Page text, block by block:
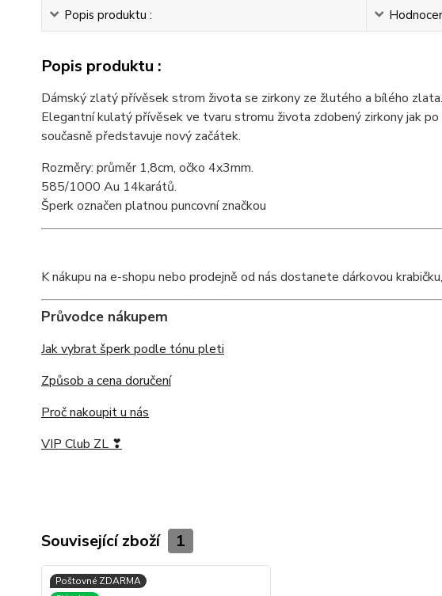
Popis produktu :
Popis produktu :
Dámský zlatý přívěsek strom života se zirkony ze žlutého a bílého zlata.
Elegantní kulatý přívěsek ve tvaru stromu života zdobený zirkony jak
současně představuje nový začátek.
Rozměry: průměr 1,8cm, očko 4x3mm.
585/1000 Au 14karátů.
Šperk označen platnou puncovní značkou
K nákupu na e-shopu nebo prodejně od nás dostanete dárkovou
Průvodce nákupem
Jak vybrat šperk podle tónu pleti
Způsob a cena doručení
Proč nakoupit u nás
VIP Club ZL ❣
Související zboží 1